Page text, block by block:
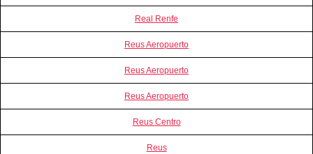
Real Renfe
Reus Aeropuerto
Reus Aeropuerto
Reus Aeropuerto
Reus Centro
Reus